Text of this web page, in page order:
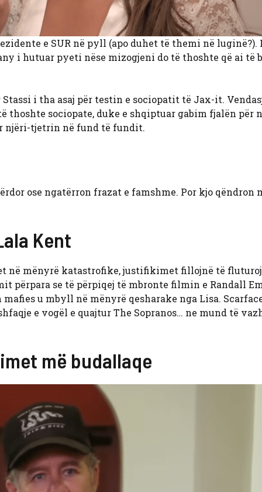
e SUR në pyll (apo duhet të themi në luginë?).
i hutuar pyeti nëse mizogjeni do të thoshte që ai të
i tha asaj për testin e sociopatit të Jax-it.
thoshte sociopate, duke e shqiptuar gabim fjalën për
njëri-tjetrin në fund të fundit.
ose ngatërron frazat e famshme. Por kjo qëndron
Kent
në mënyrë katastrofike, justifikimet fillojnë të
përpara se të përpiqej të mbronte filmin e Randall
u mbyll në mënyrë qesharake nga Lisa.
e vogël e quajtur The Sopranos… ne mund të
më budallaqe